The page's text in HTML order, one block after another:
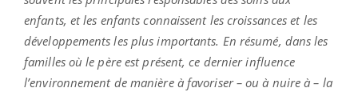
enfants, et les enfants connaissent les croissances et les
développements les plus importants. En résumé, dans les
familles où le père est présent, ce dernier influence
l’environnement de manière à favoriser – ou à nuire à – la